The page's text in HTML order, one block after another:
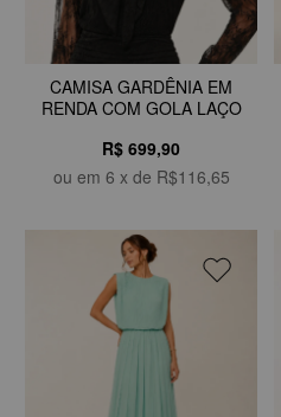
CAMISA GARDÊNIA EM
RENDA COM GOLA LAÇO
R$ 699,90
ou em 6 x de R$116,65